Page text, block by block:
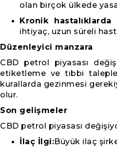
olan birçok ülkede
Kronik hastalıklarda
ihtiyaç, uzun süreli
Düzenleyici manzara
CBD petrol piyasası
etiketleme ve tıbbi
kurallarda gezinmesi
olur.
Son gelişmeler
CBD petrol piyasası
İlaç İlgi:Büyük ilaç